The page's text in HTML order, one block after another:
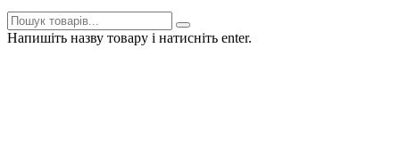
Напишіть назву товару і натисніть enter.